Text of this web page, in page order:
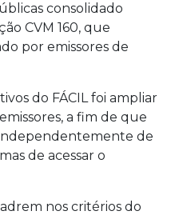
consolidado
CVM 160, que
por emissores de
do FÁCIL foi ampliar
a fim de que
de
de acessar o
nos critérios do